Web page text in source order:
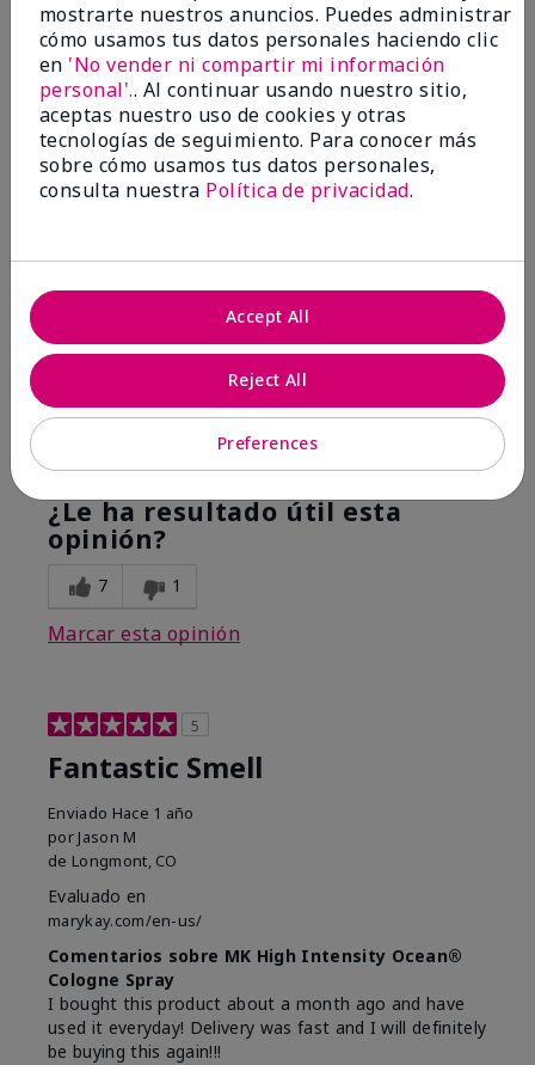
5
Great scent
Enviado
Hace 1 año
por .
deYoungstown
Comentarios sobre MK High Intensity Ocean®
This has become my daily cologne. Not too strong
but fresh and distinctive. Best of all it last all day.
Mostrar Traducción
ConclusiónSí, recomendaría a un amigo
¿Le ha resultado útil esta
opinión?
7 1
Marcar esta opinión
5
Fantastic Smell
Enviado Hace 1 año
por Jason M
de Longmont, CO
Evaluado en
marykay.com/en-us/
Comentarios sobre MK High Intensity Ocean®
Cologne Spray
I bought this product about a month ago and have
used it everyday! Delivery was fast and I will definitely
be buying this again!!!
mostrarte nuestros anuncios. Puedes administrar
cómo usamos tus datos personales haciendo clic
en 'No vender ni compartir mi información
personal'.. Al continuar usando nuestro sitio,
aceptas nuestro uso de cookies y otras
tecnologías de seguimiento. Para conocer más
sobre cómo usamos tus datos personales,
consulta nuestra Política de privacidad.
Preferences
Reject All
Accept All